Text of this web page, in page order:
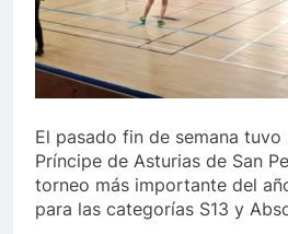
El pasado fin de semana
Príncipe de Asturias de San
torneo más importante del
para las categorías S13 y